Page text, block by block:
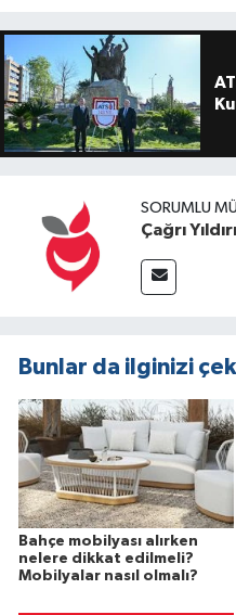
SORUMLU
Çağrı
Bunlar da ilginizi
Bahçe mobilyası alırken
nelere dikkat edilmeli?
Mobilyalar nasıl olmalı?